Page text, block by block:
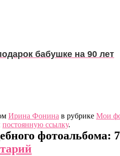
бабушке на 90 лет
Ирина Фонина в рубрике Мои
постоянную ссылку.
фотоальбома: